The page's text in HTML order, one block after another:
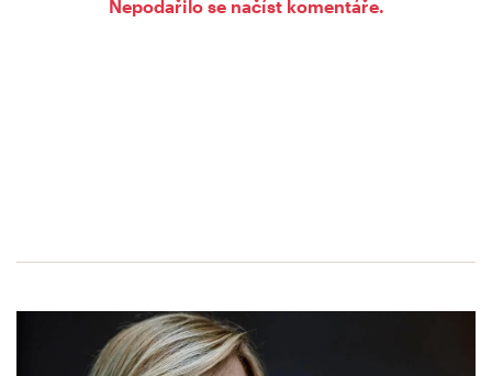
Nepodařilo se načíst komentáře.